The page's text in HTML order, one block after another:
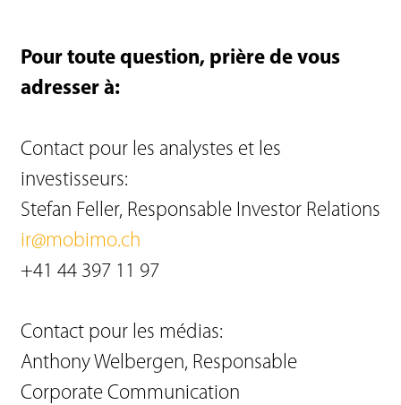
Pour toute question, prière de vous
adresser à:
Contact pour les analystes et les
investisseurs:
Stefan Feller, Responsable Investor Relations
ir@mobimo.ch
+41 44 397 11 97
Contact pour les médias:
Anthony Welbergen, Responsable
Corporate Communication